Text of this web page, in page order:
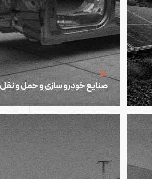
صنایع خودرو سازی و حمل و نقل